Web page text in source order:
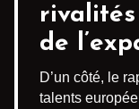
de
D’un côté, le
talents